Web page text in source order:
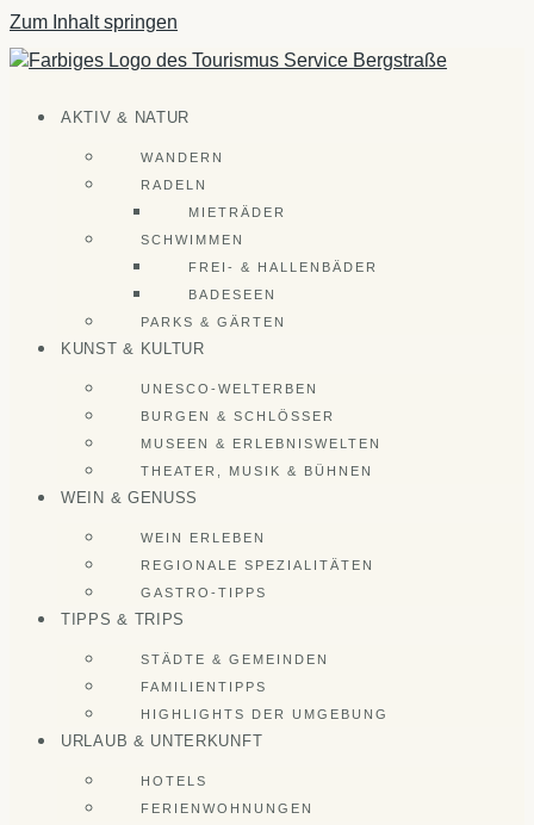
Zum Inhalt springen
AKTIV & NATUR
WANDERN
RADELN
MIETRÄDER
SCHWIMMEN
FREI- & HALLENBÄDER
BADESEEN
PARKS & GÄRTEN
KUNST & KULTUR
UNESCO-WELTERBEN
BURGEN & SCHLÖSSER
MUSEEN & ERLEBNISWELTEN
THEATER, MUSIK & BÜHNEN
WEIN & GENUSS
WEIN ERLEBEN
REGIONALE SPEZIALITÄTEN
GASTRO-TIPPS
TIPPS & TRIPS
STÄDTE & GEMEINDEN
FAMILIENTIPPS
HIGHLIGHTS DER UMGEBUNG
URLAUB & UNTERKUNFT
HOTELS
FERIENWOHNUNGEN